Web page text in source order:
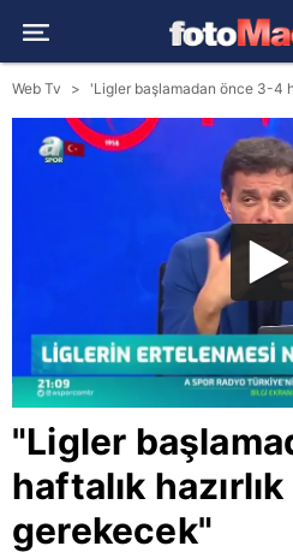
Web Tv
"Ligler
haftalık
gerekecek"